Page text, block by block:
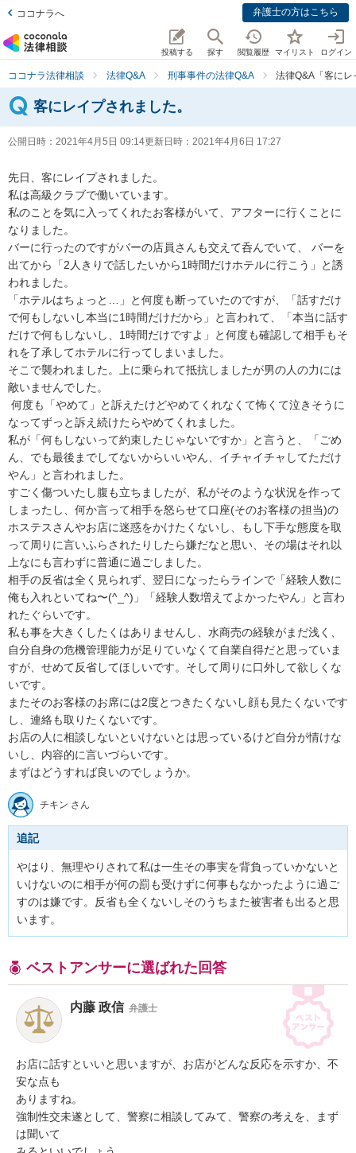
ココナラへ 弁護士の方はこちら
投稿する 探す 閲覧履歴 マイリスト ログイン
ココナラ法律相談 法律Q&A 刑事事件の法律Q&A 法律Q&A「客に
客にレイプされました。
公開日時： 2021年4月5日 09:14更新日時： 2021年4月6日 17:27
先日、客にレイプされました。
私は高級クラブで働いています。
私のことを気に入ってくれたお客様がいて、アフターに行くことに
なりました。
バーに行ったのですがバーの店員さんも交えて呑んでいて、 バーを
出てから「2人きりで話したいから1時間だけホテルに行こう」と誘
われました。
「ホテルはちょっと…」と何度も断っていたのですが、「話すだけ
で何もしないし本当に1時間だけだから」と言われて、「本当に話す
だけで何もしないし、1時間だけですよ」と何度も確認して相手もそ
れを了承してホテルに行ってしまいました。
そこで襲われました。上に乗られて抵抗しましたが男の人の力には
敵いませんでした。
なってずっと訴え続けたらやめてくれました。
私が「何もしないって約束したじゃないですか」と言うと、「ごめ
ん、でも最後までしてないからいいやん、イチャイチャしてただけ
やん」と言われました。
すごく傷ついたし腹も立ちましたが、私がそのような状況を作って
しまったし、何か言って相手を怒らせて口座(そのお客様の担当)の
ホステスさんやお店に迷惑をかけたくないし、もし下手な態度を取
って周りに言いふらされたりしたら嫌だなと思い、その場はそれ以
上なにも言わずに普通に過ごしました。
相手の反省は全く見られず、翌日になったらラインで「経験人数に
俺も入れといてね〜(^_^)」「経験人数増えてよかったやん」と言わ
れたぐらいです。
私も事を大きくしたくはありませんし、水商売の経験がまだ浅く、
自分自身の危機管理能力が足りていなくて自業自得だと思っていま
すが、せめて反省してほしいです。そして周りに口外して欲しくな
いです。
またそのお客様のお席には2度とつきたくないし顔も見たくないです
し、連絡も取りたくないです。
お店の人に相談しないといけないとは思っているけど自分が情けな
いし、内容的に言いづらいです。
まずはどうすれば良いのでしょうか。
チキン さん
追記
やはり、無理やりされて私は一生その事実を背負っていかないと
いけないのに相手が何の罰も受けずに何事もなかったように過ご
すのは嫌です。反省も全くないしそのうちまた被害者も出ると思
います。
ベストアンサーに選ばれた回答
内藤 政信 弁護士
お店に話すといいと思いますが、お店がどんな反応を示すか、不
安な点も
ありますね。
強制性交未遂として、警察に相談してみて、警察の考えを、まず
は聞いて